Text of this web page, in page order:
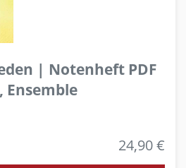
| Notenheft PDF
Ensemble
24,90 €